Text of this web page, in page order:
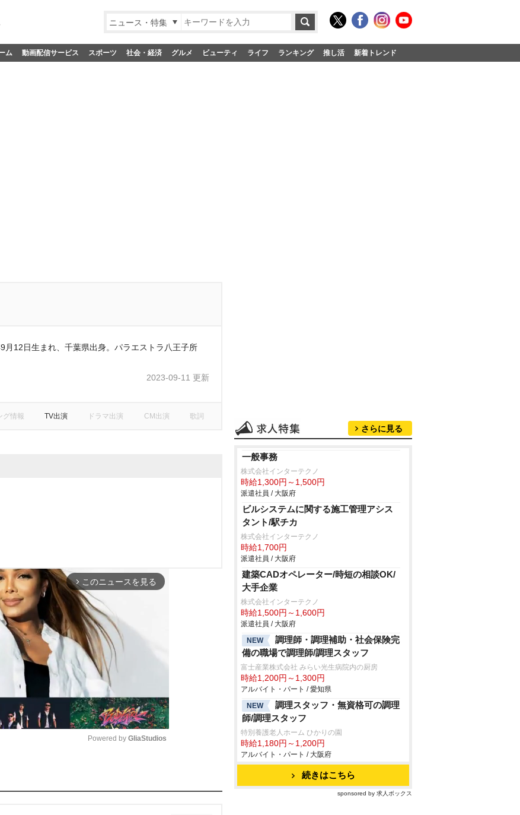
ニュース・特集
ム 動画配信サービス スポーツ 社会・経済 グルメ ビューティ ライフ ランキング 推し活 新着トレンド
12日生まれ、千葉県出身。パラエストラ八王子所
2023-09-11 更新
グ情報 TV出演 ドラマ出演 CM出演 歌詞
arrow_forward_ios このニュースを見る
u
Powered by GliaStudios
さらに見る
一般事務
株式会社インターテクノ
時給1,300円～1,500円
派遣社員 / 大阪府
ビルシステムに関する施工管理アシス
タント/駅チカ
株式会社インターテクノ
時給1,700円
派遣社員 / 大阪府
建築CADオペレーター/時短の相談OK/
大手企業
株式会社インターテクノ
時給1,500円～1,600円
派遣社員 / 大阪府
NEW
調理師・調理補助・社会保険完
備の職場で調理師/調理スタッフ
富士産業株式会社 みらい光生病院内の厨房
時給1,200円～1,300円
アルバイト・パート / 愛知県
NEW
調理スタッフ・無資格可の調理
師/調理スタッフ
特別養護老人ホーム ひかりの園
時給1,180円～1,200円
アルバイト・パート / 大阪府
続きはこちら
sponsored by 求人ボックス